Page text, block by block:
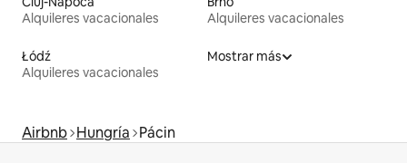
Alquileres vacacionales
Alquileres vacacionales
Łódź
Alquileres vacacionales
Mostrar más
Airbnb Hungría Pácin